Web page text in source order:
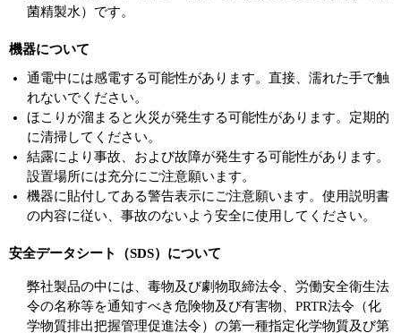
菌精製水）です。
機器について
通電中には感電する可能性があります。直接、濡れた手で触
れないでください。
ほこりが溜まると火災が発生する可能性があります。定期的
に清掃してください。
結露により事故、および故障が発生する可能性があります。
設置場所には充分にご注意願います。
機器に貼付してある警告表示にご注意願います。使用説明書
の内容に従い、事故のないよう安全に使用してください。
安全データシート（SDS）について
弊社製品の中には、毒物及び劇物取締法令、労働安全衛生法
令の名称等を通知すべき危険物及び有害物、PRTR法令（化
学物質排出把握管理促進法令）の第一種指定化学物質及び第